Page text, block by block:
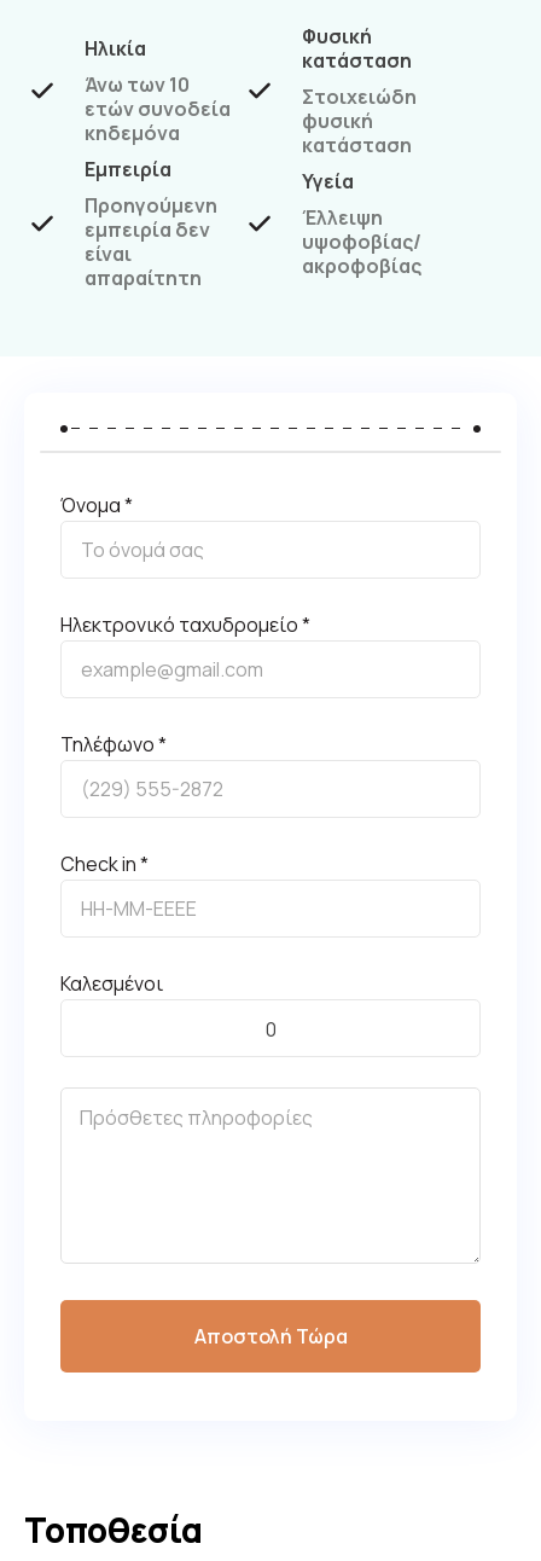
Ηλικία
Άνω των 10
ετών συνοδεία
κηδεμόνα
Φυσική
κατάσταση
Στοιχειώδη
φυσική
κατάσταση
Εμπειρία
Προηγούμενη
εμπειρία δεν
είναι
απαραίτητη
Υγεία
Έλλειψη
υψοφοβίας/
ακροφοβίας
Τοποθεσία
Όνομα *
Ηλεκτρονικό ταχυδρομείο *
Τηλέφωνο *
Check in *
Καλεσμένοι
0
Αποστολή Τώρα